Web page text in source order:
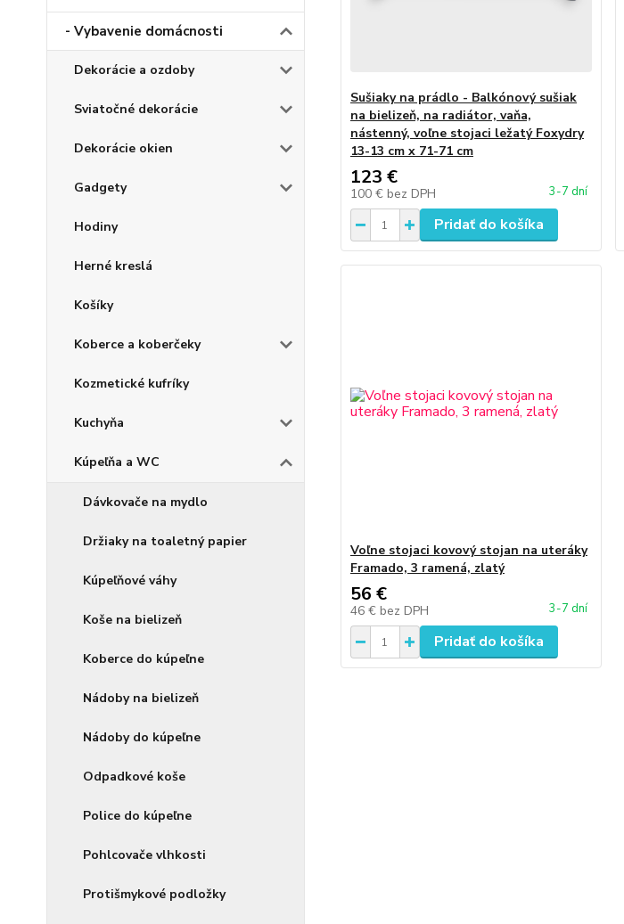
- Vybavenie domácnosti
Dekorácie a ozdoby
Sviatočné dekorácie
Dekorácie okien
Gadgety
Hodiny
Herné kreslá
Košíky
Koberce a koberčeky
Kozmetické kufríky
Kuchyňa
Kúpeľňa a WC
Dávkovače na mydlo
Držiaky na toaletný papier
Kúpeľňové váhy
Koše na bielizeň
Koberce do kúpeľne
Nádoby na bielizeň
Nádoby do kúpeľne
Odpadkové koše
Police do kúpeľne
Pohlcovače vlhkosti
Protišmykové podložky
Sušiaky na prádlo - Balkónový sušiak
na bielizeň, na radiátor, vaňa,
nástenný, voľne stojaci ležatý Foxydry
13-13 cm x 71-71 cm
123 €
100 € bez DPH 3-7 dní
Pridať do košíka
Voľne stojaci kovový stojan na uteráky
Framado, 3 ramená, zlatý
56 €
46 € bez DPH 3-7 dní
Pridať do košíka